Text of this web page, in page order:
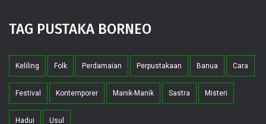
TAG PUSTAKA BORNEO
Keliling Folk Perdamaian Perpustakaan Banua Cara
Festival Kontemporer Manik-Manik Sastra Misteri
Hadui Usul